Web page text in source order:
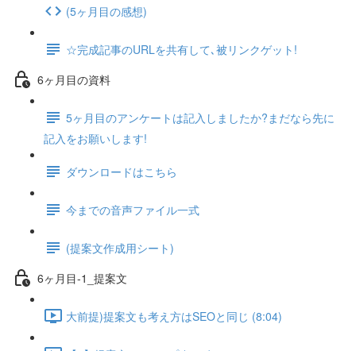
(5ヶ月目の感想)
☆完成記事のURLを共有して､被リンクゲット!
6ヶ月目の資料
5ヶ月目のアンケートは記入しましたか?まだなら先に
記入をお願いします!
ダウンロードはこちら
今までの音声ファイル一式
(提案文作成用シート)
6ヶ月目-1_提案文
大前提)提案文も考え方はSEOと同じ (8:04)